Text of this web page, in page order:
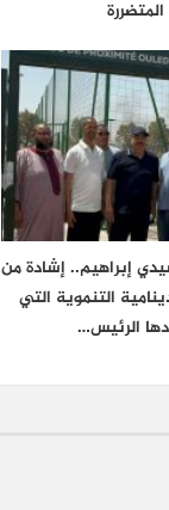
المتضررة
إبراهيم.. إشادة من
التنموية التي
الرئيس…